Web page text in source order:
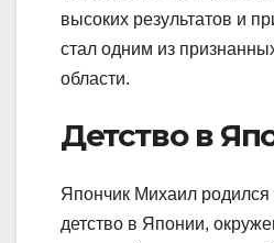
высоких результатов и
стал одним из
области.
Детство в
Япончик Михаил родился
детство в Японии,